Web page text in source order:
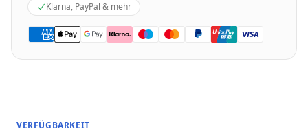
Klarna, PayPal & mehr
VERFÜGBARKEIT